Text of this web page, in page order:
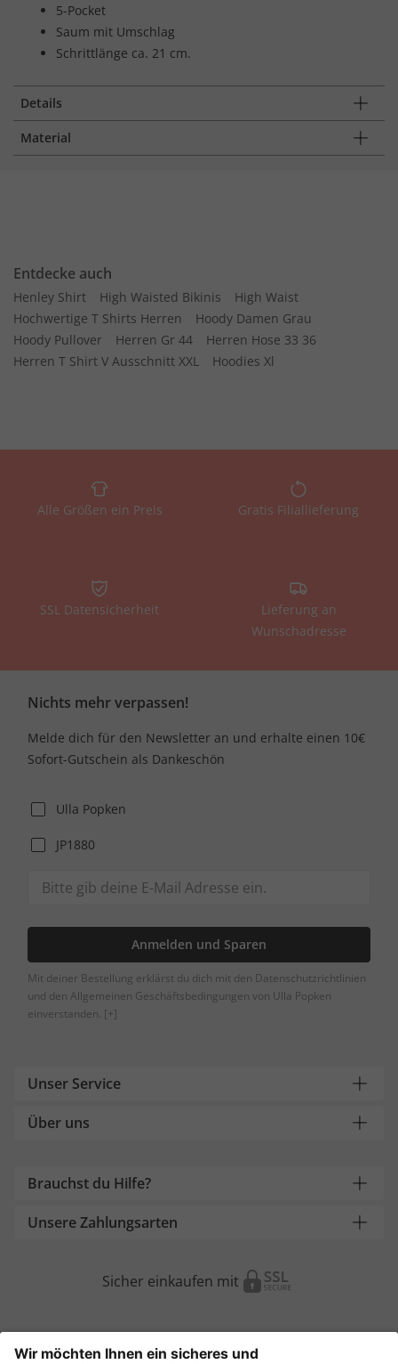
5-Pocket
Saum mit Umschlag
Schrittlänge ca. 21 cm.
Details
Material
Entdecke auch
Henley Shirt High Waisted Bikinis
High Waist
Hochwertige T Shirts Herren
Hoody Damen Grau
Hoody Pullover
Herren Gr 44
Herren Hose 33 36
Herren T Shirt V Ausschnitt XXL
Hoodies Xl
Alle Größen ein Preis Gratis Filiallieferung
SSL Datensicherheit
Lieferung an
Wunschadresse
Nichts mehr verpassen!
Melde dich für den Newsletter an und erhalte einen 10€
Sofort-Gutschein als Dankeschön
Ulla Popken
JP1880
Anmelden und Sparen
Mit deiner Bestellung erklärst du dich mit den Datenschutzrichtlinien
und den Allgemeinen Geschäftsbedingungen von Ulla Popken
einverstanden. [+]
Unser Service
Über uns
Brauchst du Hilfe?
Unsere Zahlungsarten
Sicher einkaufen mit
Weitere Onlineshops